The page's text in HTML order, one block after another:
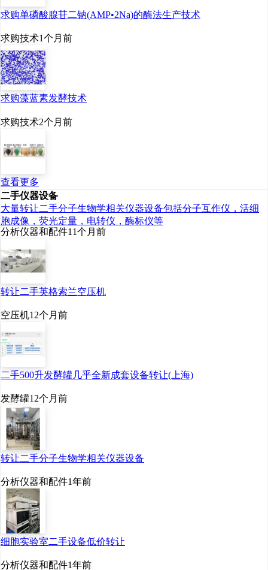
求购单磷酸腺苷二钠(AMP•2Na)的酶法生产技术
求购技术1个月前
求购藻蓝素发酵技术
求购技术2个月前
查看更多
二手仪器设备
大量转让二手分子生物学相关仪器设备包括分子互作仪，活细
胞成像，荧光定量，电转仪，酶标仪等
分析仪器和配件11个月前
转让二手英格索兰空压机
空压机12个月前
二手500升发酵罐几乎全新成套设备转让(上海)
发酵罐12个月前
转让二手分子生物学相关仪器设备
分析仪器和配件1年前
细胞实验室二手设备低价转让
分析仪器和配件1年前